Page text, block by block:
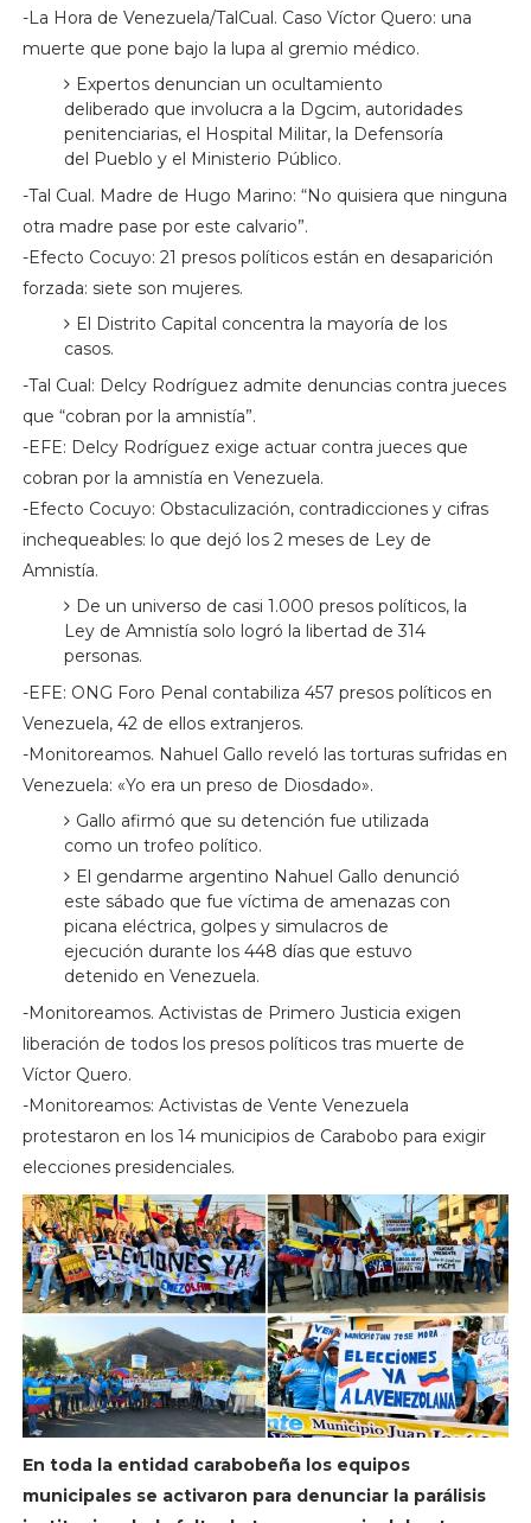
-La Hora de Venezuela/TalCual. Caso Víctor Quero: una
muerte que pone bajo la lupa al gremio médico.
Expertos denuncian un ocultamiento
deliberado que involucra a la Dgcim, autoridades
penitenciarias, el Hospital Militar, la Defensoría
del Pueblo y el Ministerio Público.
-Tal Cual. Madre de Hugo Marino: “No quisiera que ninguna
otra madre pase por este calvario”.
-Efecto Cocuyo: 21 presos políticos están en desaparición
forzada: siete son mujeres.
El Distrito Capital concentra la mayoría de los
casos.
-Tal Cual: Delcy Rodríguez admite denuncias contra jueces
que “cobran por la amnistía”.
-EFE: Delcy Rodríguez exige actuar contra jueces que
cobran por la amnistía en Venezuela.
-Efecto Cocuyo: Obstaculización, contradicciones y cifras
inchequeables: lo que dejó los 2 meses de Ley de
Amnistía.
De un universo de casi 1.000 presos políticos, la
Ley de Amnistía solo logró la libertad de 314
personas.
-EFE: ONG Foro Penal contabiliza 457 presos políticos en
Venezuela, 42 de ellos extranjeros.
-Monitoreamos. Nahuel Gallo reveló las torturas sufridas en
Venezuela: «Yo era un preso de Diosdado».
Gallo afirmó que su detención fue utilizada
como un trofeo político.
El gendarme argentino Nahuel Gallo denunció
este sábado que fue víctima de amenazas con
picana eléctrica, golpes y simulacros de
ejecución durante los 448 días que estuvo
detenido en Venezuela.
-Monitoreamos. Activistas de Primero Justicia exigen
liberación de todos los presos políticos tras muerte de
Víctor Quero.
-Monitoreamos: Activistas de Vente Venezuela
protestaron en los 14 municipios de Carabobo para exigir
elecciones presidenciales.
En toda la entidad carabobeña los equipos
municipales se activaron para denunciar la parálisis